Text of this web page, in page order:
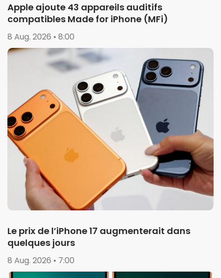
Apple ajoute 43 appareils auditifs
compatibles Made for iPhone (MFi)
8 Aug. 2026 • 8:00
Le prix de l’iPhone 17 augmenterait dans
quelques jours
8 Aug. 2026 • 7:00